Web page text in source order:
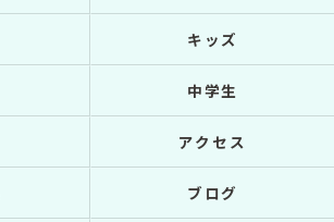
キッズ
中学生
アクセス
ブログ